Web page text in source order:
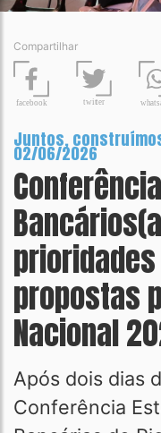
Compartilhar
facebook twitter wha
Juntos,
02/06/2026
propostas
Nacional
Após dois dias
Conferência